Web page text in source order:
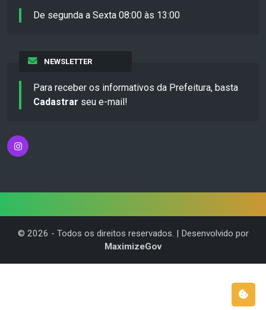
De segunda a Sexta 08:00 às 13:00
NEWSLETTER
Para receber os informativos da Prefeitura, basta
Cadastrar seu e-mail!
© 2026 - Todos os direitos reservados. | Desenvolvido por
MaximizeGov